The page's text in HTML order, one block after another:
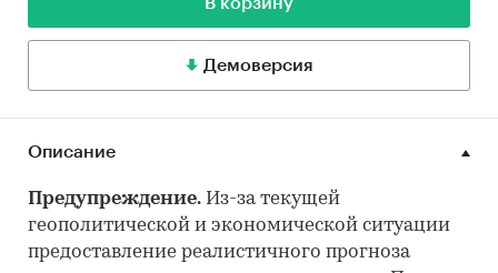
В корзину
Демоверсия
Описание
Предупреждение. Из-за текущей
геополитической и экономической ситуации
предоставление реалистичного прогноза